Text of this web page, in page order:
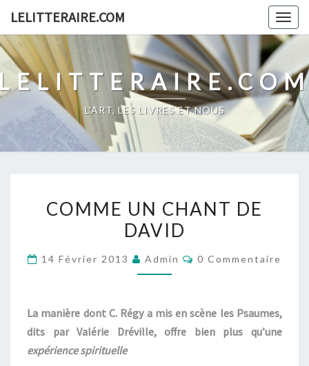
content
LELITTERAIRE.COM
L'ART, LES LIVRES ET NOUS
UN
CHANT
COMME UN CHANT DE
DAVID
14 Février 2013 Admin Commentaires
0 Commentaire
La manière dont C. Régy a mis en scène les Psaumes,
dits par Valérie Dréville, offre bien plus qu’une
expérience spirituelle